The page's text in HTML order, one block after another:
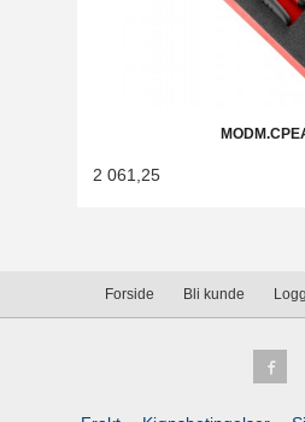
2 061,25
Forside Bli kunde